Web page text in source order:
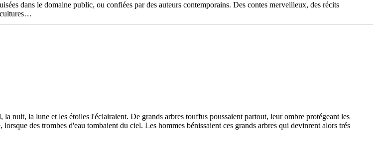
dans le domaine public, ou confiées par des auteurs contemporains. Des contes merveilleux, des récits
cultures
nuit, la lune et les étoiles l'éclairaient. De grands arbres touffus poussaient partout, leur ombre protégeant les
des trombes d'eau tombaient du ciel. Les hommes bénissaient ces grands arbres qui devinrent alors trés